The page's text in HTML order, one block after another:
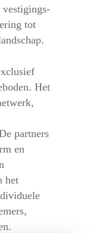
vestigings-
tot
Het
partners
en
het